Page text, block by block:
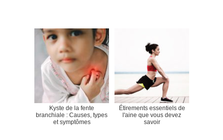
Kyste de la fente
branchiale : Causes, types
et symptômes
Étirements essentiels de
l'aine que vous devez
savoir